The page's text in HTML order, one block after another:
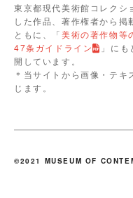
東京都現代美術館コレクシ
した作品、著作権者から掲
ともに、「美術の著作物等
47条ガイドライン
」に
開しています。
＊当サイトから画像・テ
じます。
©2021 MUSEUM OF